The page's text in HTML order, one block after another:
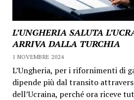
L’UNGHERIA SALUTA
ARRIVA DALLA TURCHIA
1 NOVEMBRE 2024
L’Ungheria, per i rifornimenti di
dipende più dal transito
dell’Ucraina, perché ora riceve